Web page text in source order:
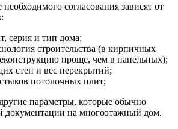
согласования зависят от
серия и тип дома;
строительства (в кирпичных
проще, чем в панельных);
стен и вес перекрытий;
потолочных плит;
параметры, которые обычно
документации на многоэтажный дом.